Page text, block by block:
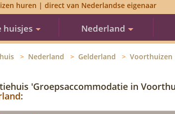
huren | direct van Nederlandse eigenaar
huisjes Nederland
Nederland Gelderland Voorthuizen
'Groepsaccommodatie in
: